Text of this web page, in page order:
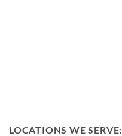
LOCATIONS WE SERVE: